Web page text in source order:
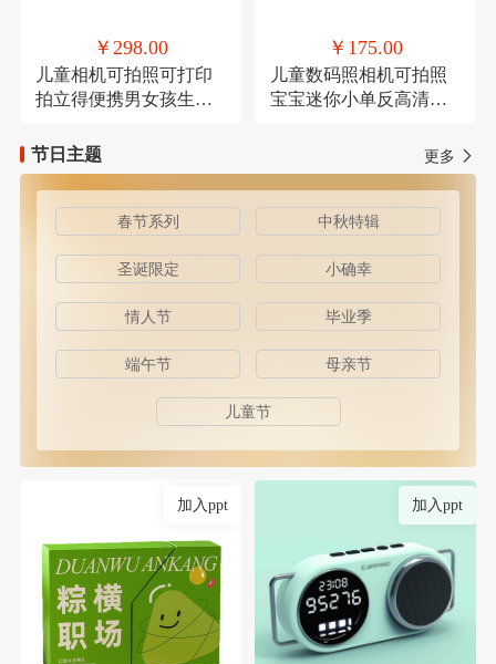
￥298.00
儿童相机可拍照可打印
拍立得便携男女孩生日
￥175.00
儿童数码照相机可拍照
宝宝迷你小单反高清卡
节日主题
更多
春节系列 中秋特辑
圣诞限定 小确幸
情人节 毕业季
端午节 母亲节
儿童节
加入ppt 加入ppt